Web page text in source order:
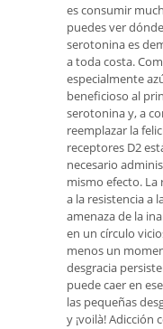
es consumir
puedes ver
serotonina es
a toda costa.
especialmente
beneficioso al
serotonina y, a
reemplazar la
receptores D2
necesario
mismo efecto. La
a la resistencia a
amenaza de la
en un círculo
menos un
desgracia
puede caer en
las pequeñas
y ¡voilà! Adicción